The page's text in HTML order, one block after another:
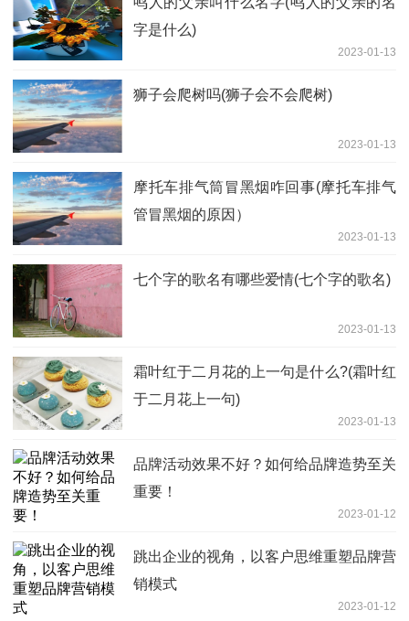
字是什么)
2023-01-13
狮子会爬树吗(狮子会不会爬树)
2023-01-13
摩托车排气筒冒黑烟咋回事(摩托车排气
管冒黑烟的原因）
2023-01-13
七个字的歌名有哪些爱情(七个字的歌名)
2023-01-13
霜叶红于二月花的上一句是什么?(霜叶红
于二月花上一句)
2023-01-13
品牌活动效果不好？如何给品牌造势至关
重要！
2023-01-12
跳出企业的视角，以客户思维重塑品牌营
销模式
2023-01-12